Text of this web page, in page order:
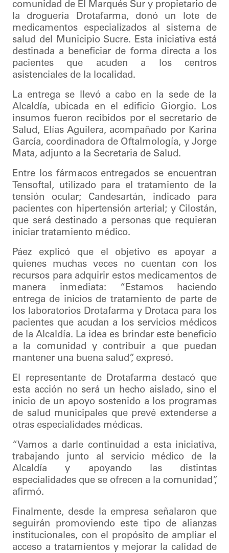
comunidad de El Marqués Sur y propietario de
la droguería Drotafarma, donó un lote de
medicamentos especializados al sistema de
salud del Municipio Sucre. Esta iniciativa está
destinada a beneficiar de forma directa a los
pacientes que acuden a los centros
asistenciales de la localidad.
La entrega se llevó a cabo en la sede de la
Alcaldía, ubicada en el edificio Giorgio. Los
insumos fueron recibidos por el secretario de
Salud, Elías Aguilera, acompañado por Karina
García, coordinadora de Oftalmología, y Jorge
Mata, adjunto a la Secretaria de Salud.
Entre los fármacos entregados se encuentran
Tensoftal, utilizado para el tratamiento de la
tensión ocular; Candesartán, indicado para
pacientes con hipertensión arterial; y Cilostán,
que será destinado a personas que requieran
iniciar tratamiento médico.
Páez explicó que el objetivo es apoyar a
quienes muchas veces no cuentan con los
recursos para adquirir estos medicamentos de
manera inmediata: “Estamos haciendo
entrega de inicios de tratamiento de parte de
los laboratorios Drotafarma y Drotaca para los
pacientes que acudan a los servicios médicos
de la Alcaldía. La idea es brindar este beneficio
a la comunidad y contribuir a que puedan
mantener una buena salud”, expresó.
El representante de Drotafarma destacó que
esta acción no será un hecho aislado, sino el
inicio de un apoyo sostenido a los programas
de salud municipales que prevé extenderse a
otras especialidades médicas.
“Vamos a darle continuidad a esta iniciativa,
trabajando junto al servicio médico de la
Alcaldía y apoyando las distintas
especialidades que se ofrecen a la comunidad”,
afirmó.
Finalmente, desde la empresa señalaron que
seguirán promoviendo este tipo de alianzas
institucionales, con el propósito de ampliar el
acceso a tratamientos y mejorar la calidad de